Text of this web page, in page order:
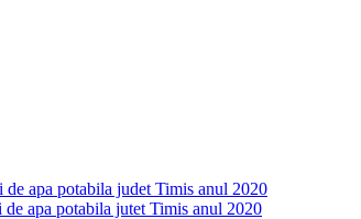
apa potabila judet Timis anul 2020
apa potabila jutet Timis anul 2020